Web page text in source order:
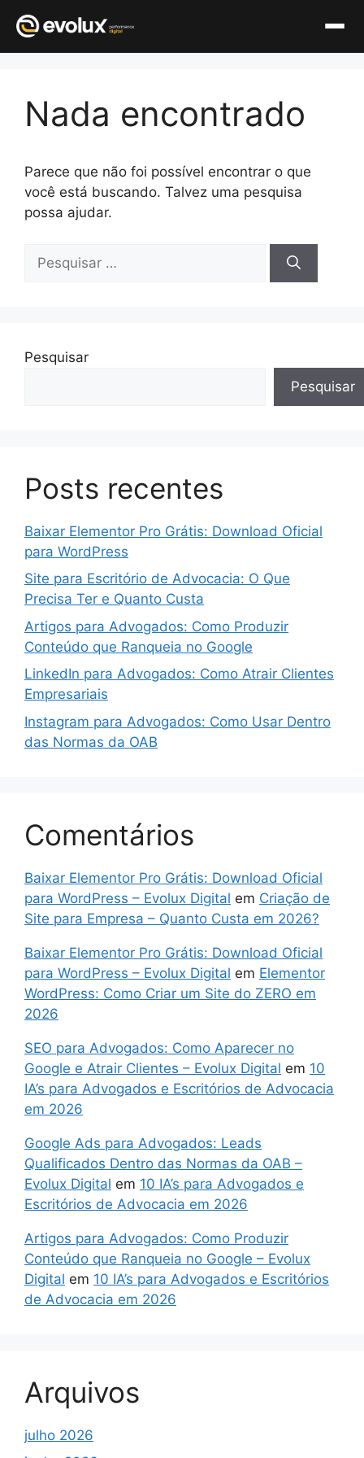
conteúdo
Nada encontrado
Parece que não foi possível encontrar o que
você está buscando. Talvez uma pesquisa
possa ajudar.
por:
Pesquisar
Pesquisar
Posts recentes
Baixar Elementor Pro Grátis: Download Oficial
para WordPress
Site para Escritório de Advocacia: O Que
Precisa Ter e Quanto Custa
Artigos para Advogados: Como Produzir
Conteúdo que Ranqueia no Google
LinkedIn para Advogados: Como Atrair Clientes
Empresariais
Instagram para Advogados: Como Usar Dentro
das Normas da OAB
Comentários
Baixar Elementor Pro Grátis: Download Oficial
para WordPress – Evolux Digital em Criação de
Site para Empresa – Quanto Custa em 2026?
Baixar Elementor Pro Grátis: Download Oficial
para WordPress – Evolux Digital em Elementor
WordPress: Como Criar um Site do ZERO em
2026
SEO para Advogados: Como Aparecer no
Google e Atrair Clientes – Evolux Digital em 10
IA’s para Advogados e Escritórios de Advocacia
em 2026
Google Ads para Advogados: Leads
Qualificados Dentro das Normas da OAB –
Evolux Digital em 10 IA’s para Advogados e
Escritórios de Advocacia em 2026
Artigos para Advogados: Como Produzir
Conteúdo que Ranqueia no Google – Evolux
Digital em 10 IA’s para Advogados e Escritórios
de Advocacia em 2026
Arquivos
julho 2026